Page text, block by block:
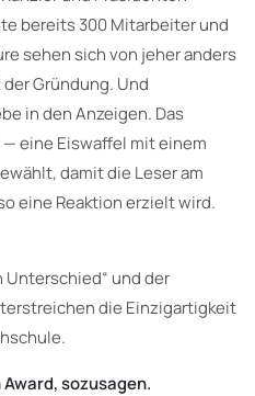
bereits 300 Mitarbeiter und
sehen sich von jeher anders
Gründung. Und
in den Anzeigen. Das
eine Eiswaffel mit einem
damit die Leser am
eine Reaktion erzielt wird.
Unterschied“ und der
die Einzigartigkeit
sozusagen.